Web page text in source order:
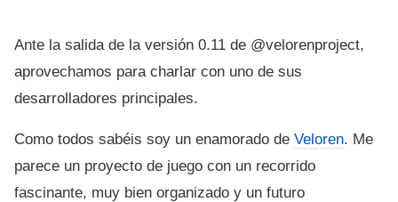
Ante la salida de la versión 0.11 de @velorenproject,
aprovechamos para charlar con uno de sus
desarrolladores principales.
Como todos sabéis soy un enamorado de Veloren. Me
parece un proyecto de juego con un recorrido
fascinante, muy bien organizado y un futuro